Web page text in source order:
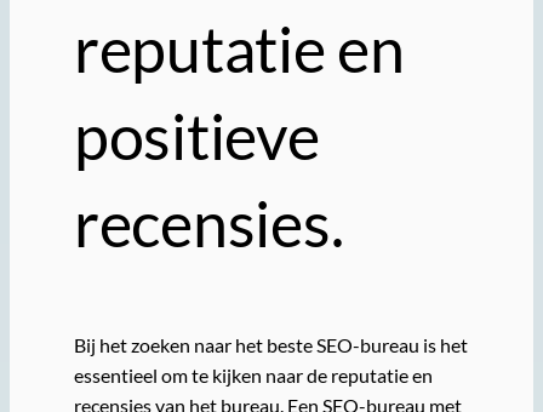
reputatie en
positieve
recensies.
Bij het zoeken naar het beste SEO-bureau is het
essentieel om te kijken naar de reputatie en
recensies van het bureau. Een SEO-bureau met